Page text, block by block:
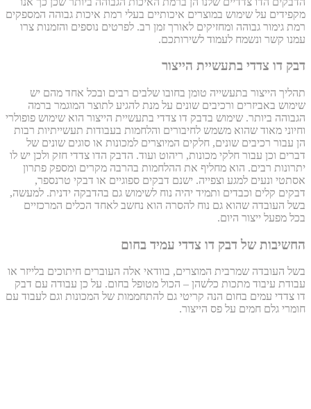
מקפידים על שימוש במוצרים איכותיים בעלי רמת איכות גבוהה המספקים
רמת גימור גבוהה ומחזיקים לאורך זמן רב. לפרטים נוספים והזמנות צרו
עמנו קשר ונשמח לעמוד לשירותכם.
דבק דו צדדי בתעשיית הייצור
תהליך הייצור בתעשייה טומן בחובו שלבים רבים ובכל אחד מהם יש
שימוש באביזרים ורכיבים שונים על מנת להגיע לתוצר המוגמר ברמה
הגבוהה ביותר. שימוש בדבק דו צדדי בתעשיית הייצור הוא שימוש פופולרי
וחיוני מאוד שהוא משמש לחיבורים והלחמות בעבודות תעשייתיות רבות
הן עבור רכיבים שונים, חלקים המיוצרים למכונות או סוגים שונים של
דברים וכן עבור חלקי מכונות, ריהוט ועוד. הדבק הדו צדדי חזק ולכן יש לו
יתרונות רבים. הוא מחליף את ההלחמות בהרבה מקרים ומספק פתרון
אסתטי ונעים למגע וצפייה. ישנם דבקים ספוגיים או דבקי טרנספר,
דבקים קלים וכבדים ותמיד יהיה נוח לשימוש גם בהדבקה ידנית. למעשה,
בשל העובדה שהוא גם נוח להסרה הוא נחשב לאחד הכלים המרכזיים
בכל מפעל ייצור היום.
החשיבות של דבק דו צדדי עמיד בחום
בשל העובדה שמרבית המוצרים, בוודאי אלה העוברים חיתוכים בלייזר או
עבודת עיבוד מתכות כלשהן – הכול מטופל בחום. על כן עבודה עם דבק
דו צדדי עמים בחום הנה קריטי גם להתחממות של המכונות וגם לעבוד עם
חומרי גלם חמים על פס הייצור.